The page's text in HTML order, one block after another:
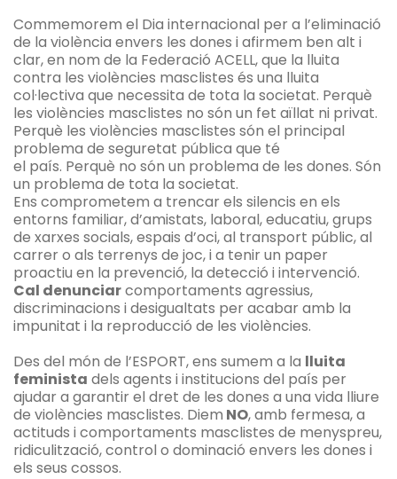
Commemorem el Dia internacional per a l’eliminació
de la violència envers les dones i afirmem ben alt i
clar, en nom de la Federació ACELL, que la lluita
contra les violències masclistes és una lluita
col·lectiva que necessita de tota la societat. Perquè
les violències masclistes no són un fet aïllat ni privat.
Perquè les violències masclistes són el principal
problema de seguretat pública que té
el país. Perquè no són un problema de les dones. Són
un problema de tota la societat.
Ens comprometem a trencar els silencis en els
entorns familiar, d’amistats, laboral, educatiu, grups
de xarxes socials, espais d’oci, al transport públic, al
carrer o als terrenys de joc, i a tenir un paper
proactiu en la prevenció, la detecció i intervenció.
Cal denunciarcomportaments agressius,
discriminacions i desigualtats per acabar amb la
impunitat i la reproducció de les violències.
Des del món de l’ESPORT, ens sumem a la lluita
feminista dels agents i institucions del país per
ajudar a garantir el dret de les dones a una vida lliure
de violències masclistes. Diem NO, amb fermesa, a
actituds i comportaments masclistes de menyspreu,
ridiculització, control o dominació envers les dones i
els seus cossos.